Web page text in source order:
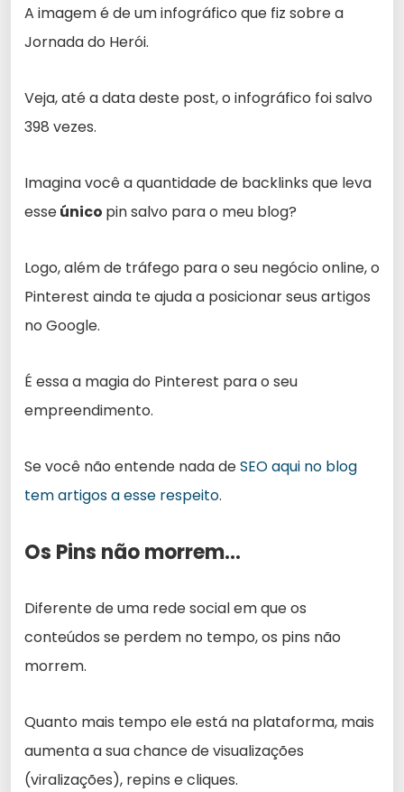
A imagem é de um infográfico que fiz sobre a
Jornada do Herói.
Veja, até a data deste post, o infográfico foi salvo
398 vezes.
Imagina você a quantidade de backlinks que leva
esseúnico pin salvo para o meu blog?
Logo, além de tráfego para o seu negócio online, o
Pinterest ainda te ajuda a posicionar seus artigos
no Google.
É essa a magia do Pinterest para o seu
empreendimento.
Se você não entende nada deSEO aqui no blog
tem artigos a esse respeito.
Os Pins não morrem…
Diferente de uma rede social em que os
conteúdos se perdem no tempo, os pins não
morrem.
Quanto mais tempo ele está na plataforma, mais
aumenta a sua chance de visualizações
(viralizações), repins e cliques.